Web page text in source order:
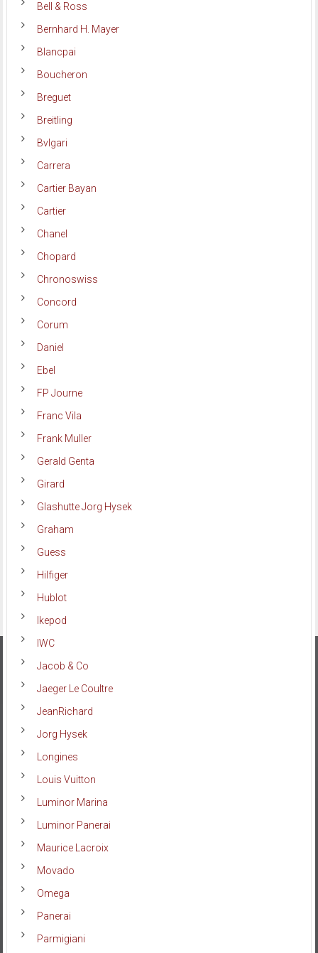
Bell & Ross
Bernhard H. Mayer
Blancpai
Boucheron
Breguet
Breitling
Bvlgari
Carrera
Cartier Bayan
Cartier
Chanel
Chopard
Chronoswiss
Concord
Corum
Daniel
Ebel
FP Journe
Franc Vila
Frank Muller
Gerald Genta
Girard
Glashutte Jorg Hysek
Graham
Guess
Hilfiger
Hublot
Ikepod
IWC
Jacob & Co
Jaeger Le Coultre
JeanRichard
Jorg Hysek
Longines
Louis Vuitton
Luminor Marina
Luminor Panerai
Maurice Lacroix
Movado
Omega
Panerai
Parmigiani